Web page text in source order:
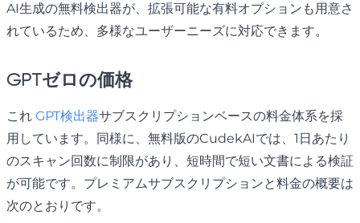
AI生成の無料検出器が、拡張可能な有料オプションも用意さ
れているため、多様なユーザーニーズに対応できます。
GPTゼロの価格
これ GPT検出器サブスクリプションベースの料金体系を採
用しています。同様に、無料版のCudekAIでは、1日あたり
のスキャン回数に制限があり、短時間で短い文書による検証
が可能です。プレミアムサブスクリプションと料金の概要は
次のとおりです。